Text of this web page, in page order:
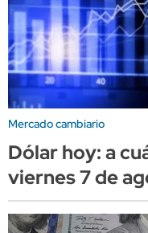
Mercado cambiario
Dólar hoy: a
viernes 7 de